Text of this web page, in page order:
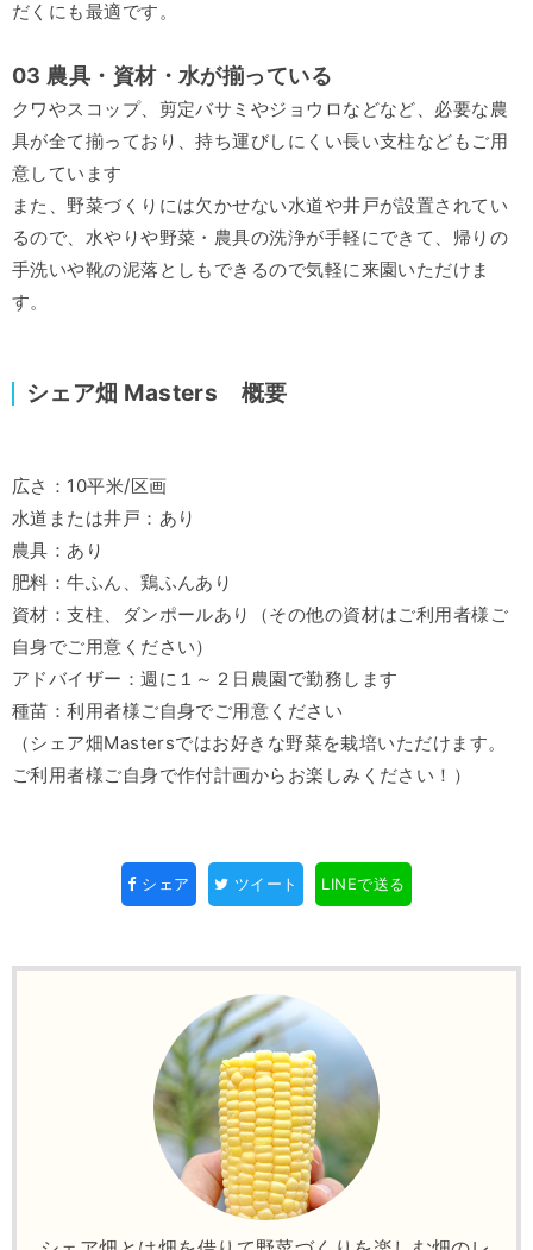
だくにも最適です。
03 農具・資材・水が揃っている
クワやスコップ、剪定バサミやジョウロなどなど、必要な農
具が全て揃っており、持ち運びしにくい長い支柱などもご用
意しています
また、野菜づくりには欠かせない水道や井戸が設置されてい
るので、水やりや野菜・農具の洗浄が手軽にできて、帰りの
手洗いや靴の泥落としもできるので気軽に来園いただけま
す。
シェア畑 Masters 概要
広さ：10平米/区画
水道または井戸：あり
農具：あり
肥料：牛ふん、鶏ふんあり
資材：支柱、ダンポールあり（その他の資材はご利用者様ご
自身でご用意ください）
アドバイザー：週に１～２日農園で勤務します
種苗：利用者様ご自身でご用意ください
（シェア畑Mastersではお好きな野菜を栽培いただけます。
ご利用者様ご自身で作付計画からお楽しみください！）
シェア ツイート LINEで送る